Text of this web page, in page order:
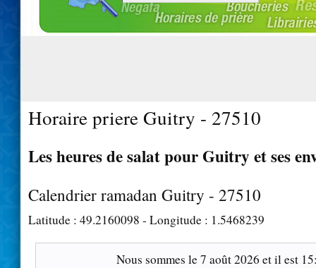
Horaire priere Guitry - 27510
Les heures de salat pour Guitry et ses
Calendrier ramadan Guitry - 27510
Latitude : 49.2160098 - Longitude : 1.5468239
Nous sommes le7 août 2026 et il est